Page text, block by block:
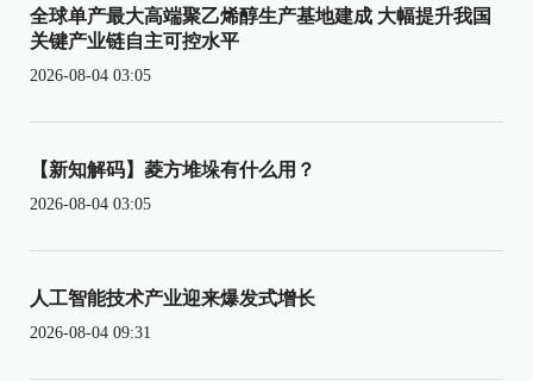
全球单产最大高端聚乙烯醇生产基地建成 大幅提升我国
关键产业链自主可控水平
2026-08-04 03:05
【新知解码】菱方堆垛有什么用？
2026-08-04 03:05
人工智能技术产业迎来爆发式增长
2026-08-04 09:31